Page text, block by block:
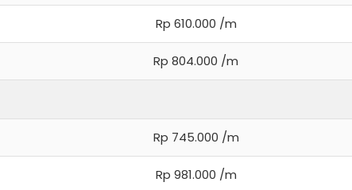
Rp 610.000 /m
Rp 804.000 /m
Rp 745.000 /m
Rp 981.000 /m